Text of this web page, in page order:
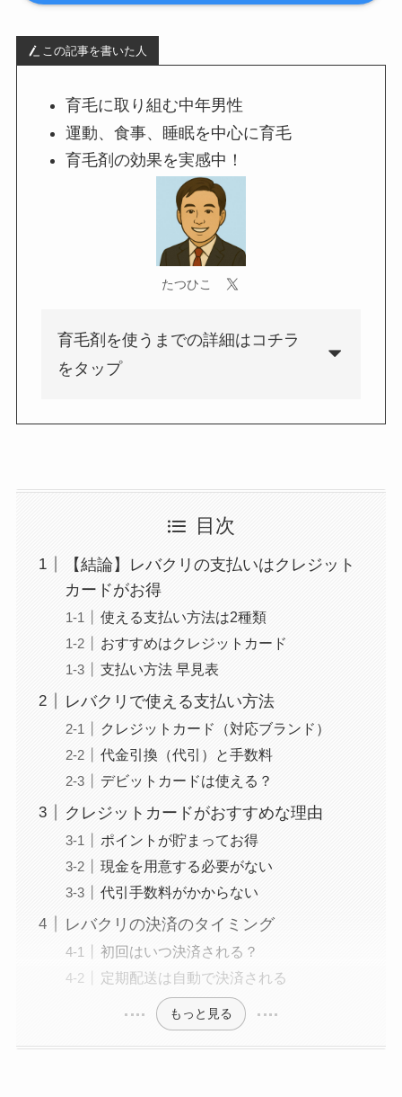
この記事を書いた人
育毛に取り組む中年男性
運動、食事、睡眠を中心に育毛
育毛剤の効果を実感中！
たつひこ
育毛剤を使うまでの詳細はコチラ
をタップ
目次
【結論】レバクリの支払いはクレジット
カードがお得
使える支払い方法は2種類
おすすめはクレジットカード
支払い方法 早見表
レバクリで使える支払い方法
クレジットカード（対応ブランド）
代金引換（代引）と手数料
デビットカードは使える？
クレジットカードがおすすめな理由
ポイントが貯まってお得
現金を用意する必要がない
代引手数料がかからない
レバクリの決済のタイミング
初回はいつ決済される？
定期配送は自動で決済される
もっと見る